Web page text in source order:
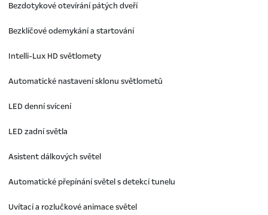
Bezdotykové otevírání pátých dveří
Bezklíčové odemykání a startování
Intelli-Lux HD světlomety
Automatické nastavení sklonu světlometů
LED denní svícení
LED zadní světla
Asistent dálkových světel
Automatické přepínání světel s detekcí tunelu
Uvítací a rozlučkové animace světel